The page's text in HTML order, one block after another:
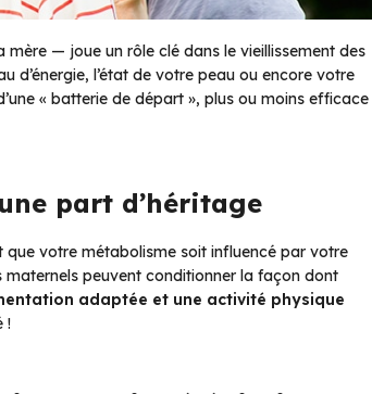
— joue un rôle clé dans le vieillissement des
d’énergie, l’état de votre peau ou encore votre
« batterie de départ », plus ou moins efficace
part d’héritage
votre métabolisme soit influencé par votre
peuvent conditionner la façon dont
adaptée et une activité physique
!